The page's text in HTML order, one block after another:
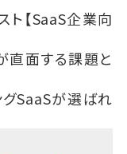
ト【SaaS企業向
直面する課題と
グSaaSが選ばれ